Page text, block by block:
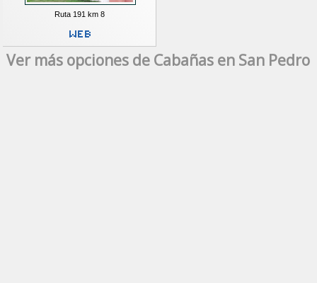
Ruta 191 km 8
Ver más opciones de Cabañas en San Pedro